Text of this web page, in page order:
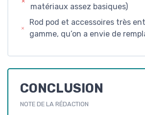
matériaux assez basiques)
Rod pod et accessoires très
gamme, qu’on a envie de
CONCLUSION
NOTE DE LA RÉDACTION